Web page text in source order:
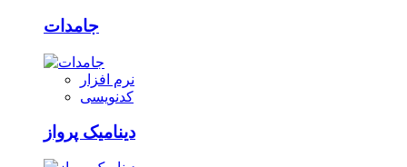
جامدات
نرم افزار
کدنویسی
دینامیک پرواز